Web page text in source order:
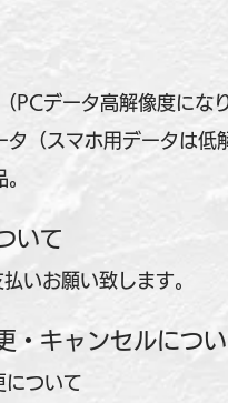
PCデータ高解像度にな
タ（スマホ用データは低
いて
いお願い致します。
・キャンセルにつ
について